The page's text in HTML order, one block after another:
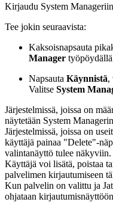
Kirjaudu System
Tee jokin seuraavista:
Kaksoisnapsauta
Manager
Napsauta Käynnistä,
Valitse System
Järjestelmissä, joissa on
näytetään System
Järjestelmissä, joissa on
käyttäjä painaa "Delete"-
valintanäyttö tulee näkyviin.
Käyttäjä voi lisätä, poistaa
palvelimen kirjautumiseen
Kun palvelin on valittu ja
ohjataan